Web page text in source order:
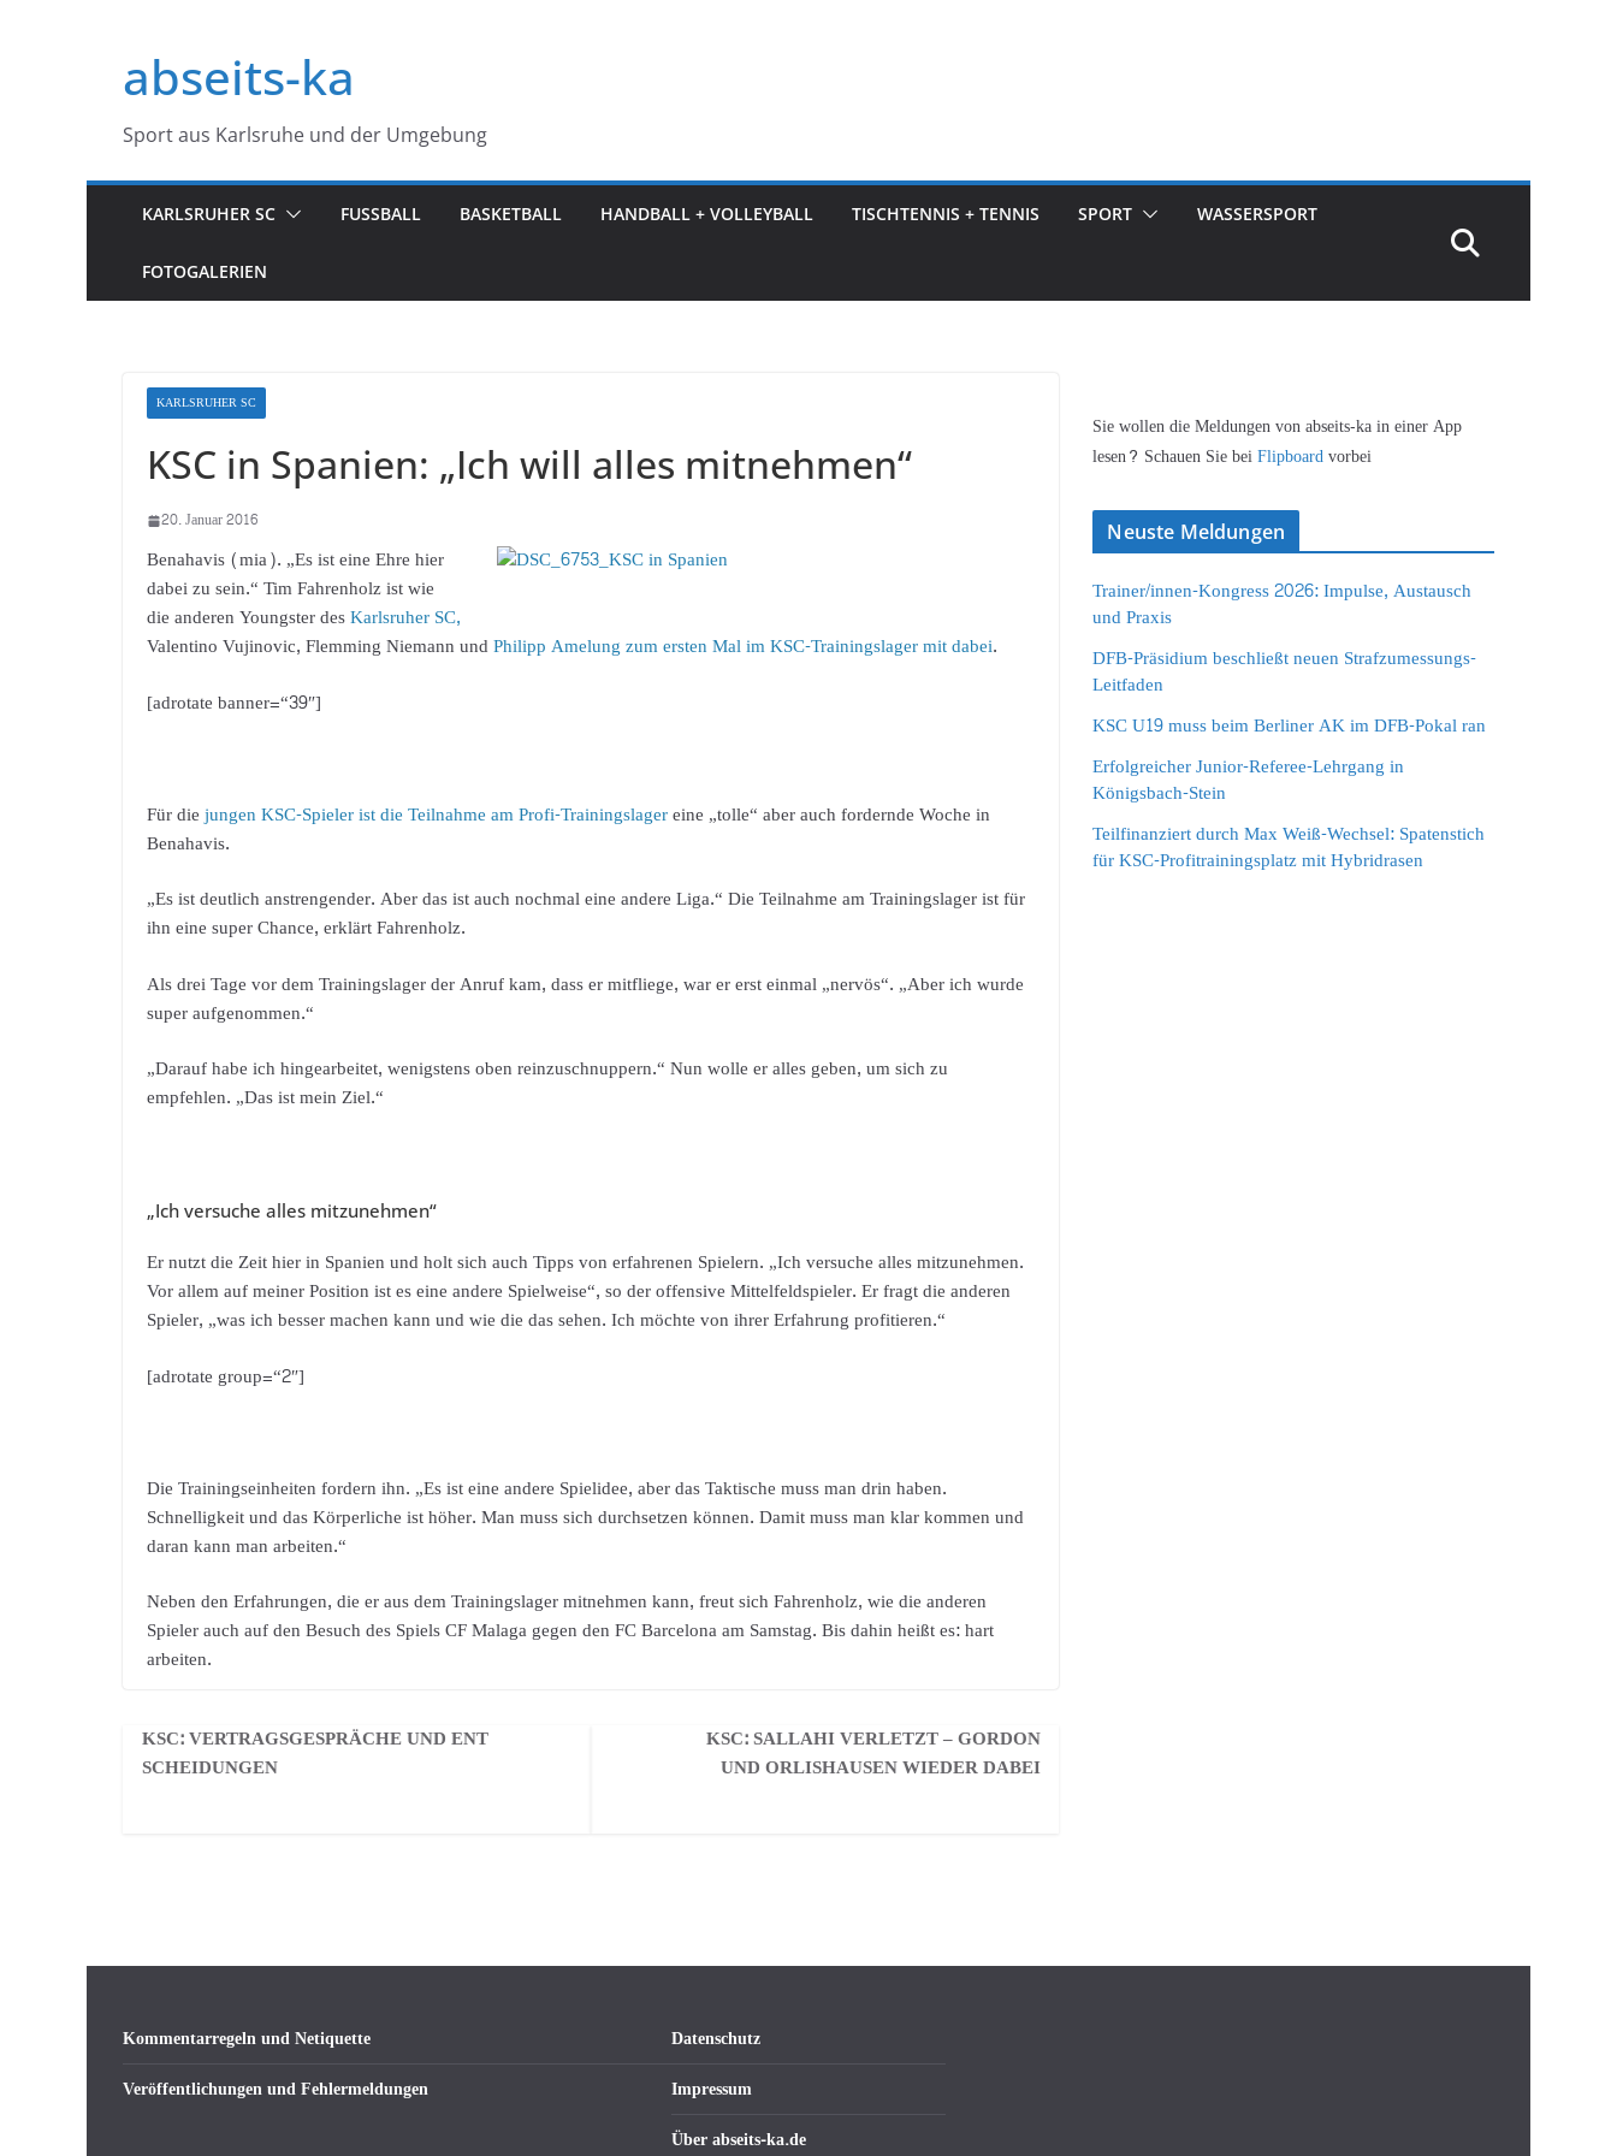
springenabseits-ka
Sport aus Karlsruhe und der Umgebung
KARLSRUHER SC FUSSBALL BASKETBALL HANDBALL + VOLLEYBALL TISCHTENNIS + TENNIS SPORT WASSERSPORT
FOTOGALERIEN
KARLSRUHER SC
KSC in Spanien: „Ich will alles mitnehmen“
20. Januar 2016
Benahavis (mia). „Es ist eine Ehre hier
dabei zu sein.“ Tim Fahrenholz ist wie
die anderen Youngster desKarlsruher SC,
Valentino Vujinovic, Flemming Niemann undPhilipp Amelung zum ersten Mal im KSC-Trainingslager mit dabei.
[adrotate banner=“39″]
Für diejungen KSC-Spieler ist die Teilnahme am Profi-Trainingslagereine „tolle“ aber auch fordernde Woche in
Benahavis.
„Es ist deutlich anstrengender. Aber das ist auch nochmal eine andere Liga.“ Die Teilnahme am Trainingslager ist für
ihn eine super Chance, erklärt Fahrenholz.
Als drei Tage vor dem Trainingslager der Anruf kam, dass er mitfliege, war er erst einmal „nervös“. „Aber ich wurde
super aufgenommen.“
„Darauf habe ich hingearbeitet, wenigstens oben reinzuschnuppern.“ Nun wolle er alles geben, um sich zu
empfehlen. „Das ist mein Ziel.“
„Ich versuche alles mitzunehmen“
Er nutzt die Zeit hier in Spanien und holt sich auch Tipps von erfahrenen Spielern. „Ich versuche alles mitzunehmen.
Vor allem auf meiner Position ist es eine andere Spielweise“, so der offensive Mittelfeldspieler. Er fragt die anderen
Spieler, „was ich besser machen kann und wie die das sehen. Ich möchte von ihrer Erfahrung profitieren.“
[adrotate group=“2″]
Die Trainingseinheiten fordern ihn. „Es ist eine andere Spielidee, aber das Taktische muss man drin haben.
Schnelligkeit und das Körperliche ist höher. Man muss sich durchsetzen können. Damit muss man klar kommen und
daran kann man arbeiten.“
Neben den Erfahrungen, die er aus dem Trainingslager mitnehmen kann, freut sich Fahrenholz, wie die anderen
Spieler auch auf den Besuch des Spiels CF Malaga gegen den FC Barcelona am Samstag. Bis dahin heißt es: hart
arbeiten.
KSC: VERTRAGSGESPRÄCHE UND ENT
SCHEIDUNGEN
KSC: SALLAHI VERLETZT – GORDON
UND ORLISHAUSEN WIEDER DABEI
Sie wollen die Meldungen von abseits-ka in einer App
lesen? Schauen Sie beiFlipboardvorbei
Neuste Meldungen
Trainer/innen-Kongress 2026: Impulse, Austausch
und Praxis
DFB-Präsidium beschließt neuen Strafzumessungs-
Leitfaden
KSC U19 muss beim Berliner AK im DFB-Pokal ran
Erfolgreicher Junior-Referee-Lehrgang in
Königsbach-Stein
Teilfinanziert durch Max Weiß-Wechsel: Spatenstich
für KSC-Profitrainingsplatz mit Hybridrasen
Kommentarregeln und Netiquette
Veröffentlichungen und Fehlermeldungen
Datenschutz
Impressum
Über abseits-ka.de